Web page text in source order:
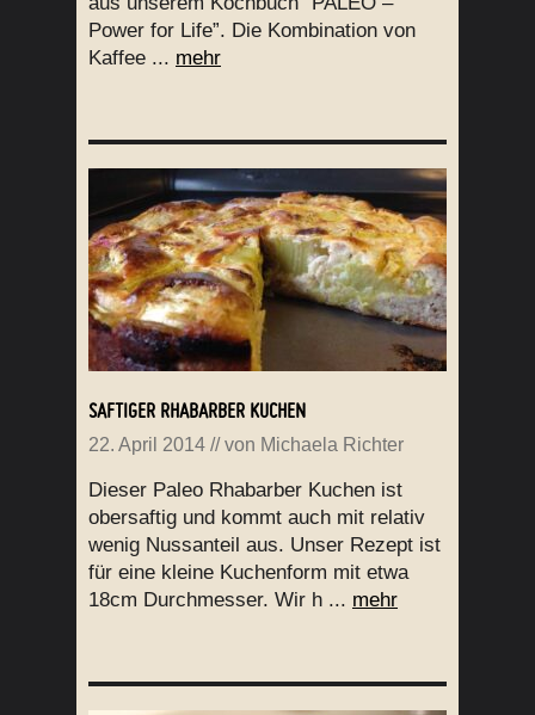
Power for Life”. Die Kombination von
Kaffee ... mehr
SAFTIGER RHABARBER KUCHEN
22. April 2014 // von Michaela Richter
Dieser Paleo Rhabarber Kuchen ist
obersaftig und kommt auch mit relativ
wenig Nussanteil aus. Unser Rezept ist
für eine kleine Kuchenform mit etwa
18cm Durchmesser. Wir h ... mehr